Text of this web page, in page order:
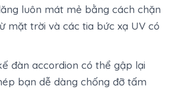
luôn mát mẻ bằng cách chặn
mặt trời và các tia bức xạ UV có
đàn accordion có thể gập lại
bạn dễ dàng chống đỡ tấm